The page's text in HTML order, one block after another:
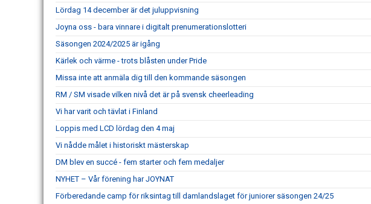
Lördag 14 december är det juluppvisning
Joyna oss - bara vinnare i digitalt prenumerationslotteri
Säsongen 2024/2025 är igång
Kärlek och värme - trots blåsten under Pride
Missa inte att anmäla dig till den kommande säsongen
RM / SM visade vilken nivå det är på svensk cheerleading
Vi har varit och tävlat i Finland
Loppis med LCD lördag den 4 maj
Vi nådde målet i historiskt mästerskap
DM blev en succé - fem starter och fem medaljer
NYHET – Vår förening har JOYNAT
Förberedande camp för riksintag till damlandslaget för juniorer säsongen 24/25